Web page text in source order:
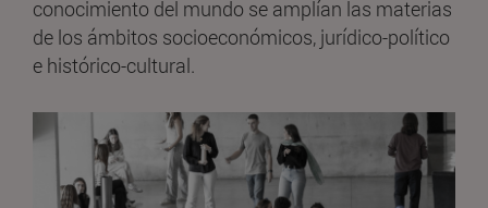
conocimiento del mundo se amplían las materias
de los ámbitos socioeconómicos, jurídico-político
e histórico-cultural.